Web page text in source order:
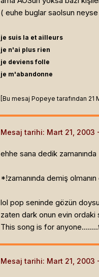
( euhe buglar saolsun
je suis la et ailleurs
je n'ai plus rien
je deviens folle
je m'abandonne
[Bu mesaj Popeye tarafından
Mesaj tarihi: Mart 21, 2003
ehhe sana dedik zamanında
*!zamanında demiş
lol pop seninde gözün
zaten dark onun evin ordaki
This song is for
Mesaj tarihi: Mart 21, 2003